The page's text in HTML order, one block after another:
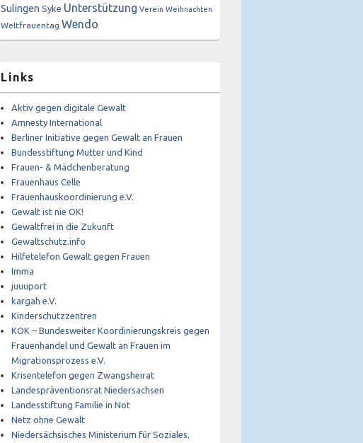
Sulingen Syke Unterstützung Verein Weihnachten
Weltfrauentag Wendo
Links
Aktiv gegen digitale Gewalt
Amnesty International
Berliner Initiative gegen Gewalt an Frauen
Bundesstiftung Mutter und Kind
Frauen- & Mädchenberatung
Frauenhaus Celle
Frauenhauskoordinierung e.V.
Gewalt ist nie OK!
Gewaltfrei in die Zukunft
Gewaltschutz.info
Hilfetelefon Gewalt gegen Frauen
Imma
juuuport
kargah e.V.
Kinderschutzzentren
KOK – Bundesweiter Koordinierungskreis gegen
Frauenhandel und Gewalt an Frauen im
Migrationsprozess e.V.
Krisentelefon gegen Zwangsheirat
Landespräventionsrat Niedersachsen
Landesstiftung Familie in Not
Netz ohne Gewalt
Niedersächsisches Ministerium für Soziales,